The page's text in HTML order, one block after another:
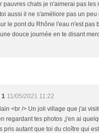
pauvres chats je n'aimerai pas
aussi il ne s'améliore pas un
le pont du Rhône l'eau n'est pas
douce journée en te disant
1 11/05/2021 11:22
<br /> Un joli village que j'ai
regardant tes photos ,j'en ai
pris autant que toi du cloître qui